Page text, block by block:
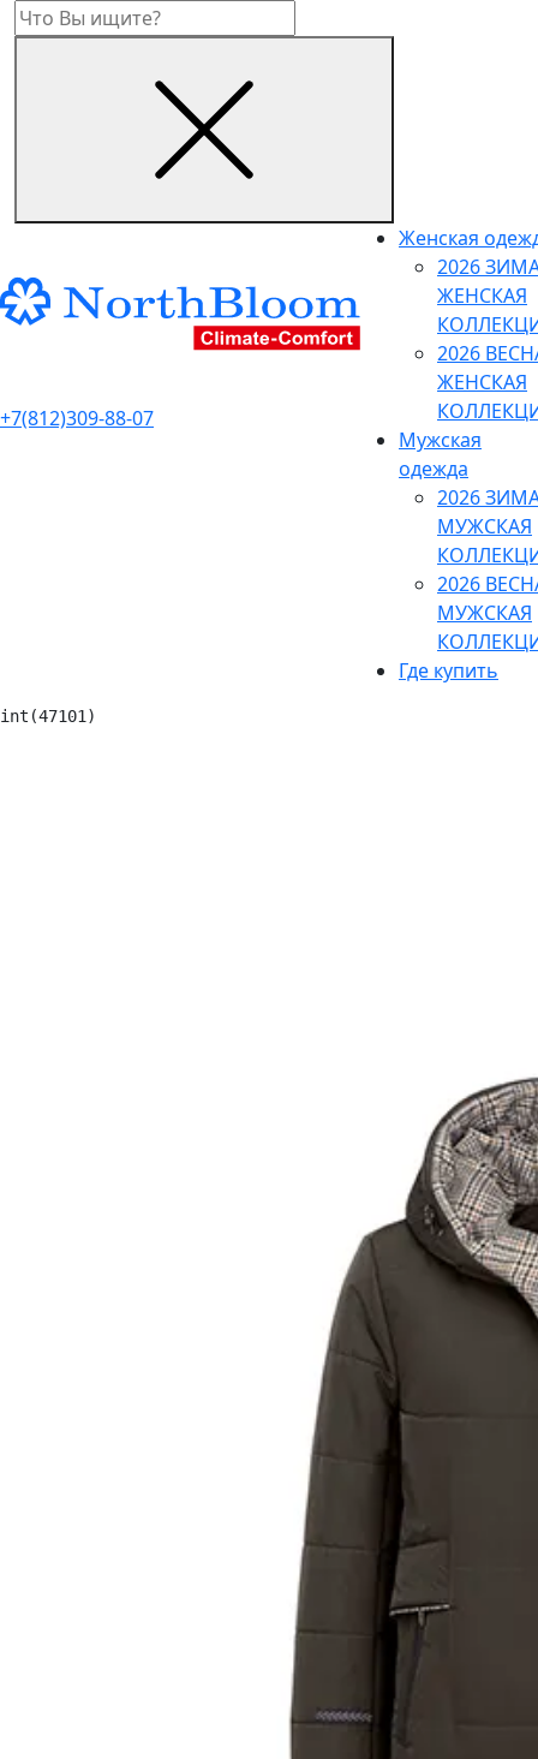
+7(812)309-88-07
Женская
2026
ЖЕНСКАЯ
2026
ЖЕНСКАЯ
Мужская
одежда
2026
МУЖСКАЯ
2026
МУЖСКАЯ
Где купить